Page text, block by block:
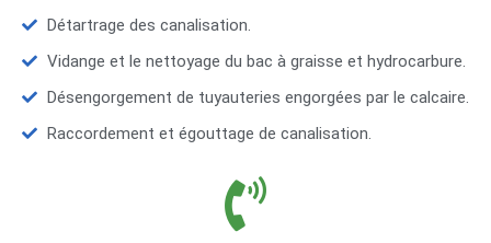
Détartrage des canalisation.
Vidange et le nettoyage du bac à graisse et hydrocarbure.
Désengorgement de tuyauteries engorgées par le calcaire.
Raccordement et égouttage de canalisation.